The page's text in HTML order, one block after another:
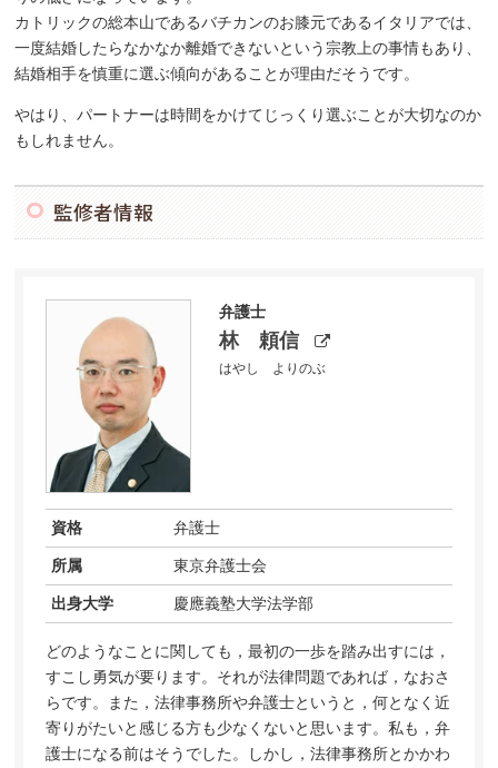
カトリックの総本山であるバチカンのお膝元であるイタリアでは、
一度結婚したらなかなか離婚できないという宗教上の事情もあり、
結婚相手を慎重に選ぶ傾向があることが理由だそうです。
やはり、パートナーは時間をかけてじっくり選ぶことが大切なのか
もしれません。
監修者情報
弁護士
林 頼信
はやし よりのぶ
資格 弁護士
所属 東京弁護士会
出身大学 慶應義塾大学法学部
どのようなことに関しても，最初の一歩を踏み出すには，
すこし勇気が要ります。それが法律問題であれば，なおさ
らです。また，法律事務所や弁護士というと，何となく近
寄りがたいと感じる方も少なくないと思います。私も，弁
護士になる前はそうでした。しかし，法律事務所とかかわ